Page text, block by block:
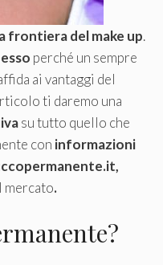
frontiera del make up.
perché un sempre
ai vantaggi del
ti daremo una
su tutto quello che
con informazioni
mercato.